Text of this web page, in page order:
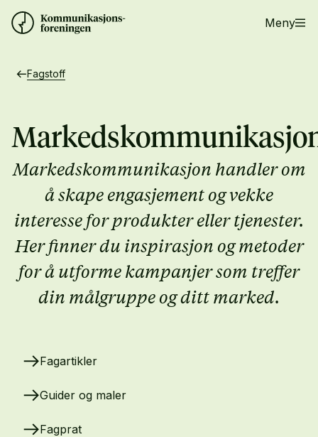
Meny
Fagstoff
Markedskommunikasjon handler om
å skape engasjement og vekke
interesse for produkter eller tjenester.
Her finner du inspirasjon og metoder
for å utforme kampanjer som treffer
din målgruppe og ditt marked.
Fagartikler
Guider og maler
Fagprat